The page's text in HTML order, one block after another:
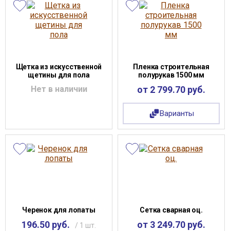
Щетка из искусственной
щетины для пола
Нет в наличии
Пленка строительная
полурукав 1500 мм
от 2 799.70 руб.
Варианты
Черенок для лопаты
196.50 руб. / 1 шт.
Сетка сварная оц.
от 3 249.70 руб.